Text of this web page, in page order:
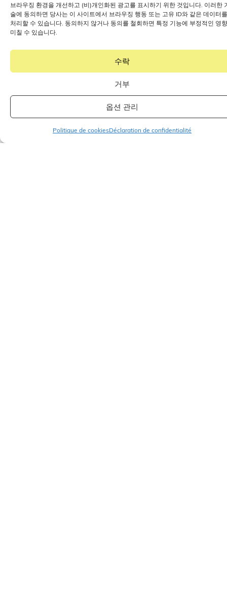
브라우징 환경을 개선하고 (비)개인화된 광고를 표시하기 위한 것입니다. 이러한
술에 동의하면 당사는 이 사이트에서 브라우징 행동 또는 고유 ID와 같은 데이터를
처리할 수 있습니다. 동의하지 않거나 동의를 철회하면 특정 기능에 부정적인 영
미칠 수 있습니다.
수락
거부
옵션 관리
Politique de cookiesDéclaration de confidentialité